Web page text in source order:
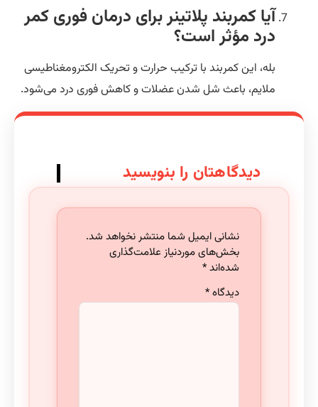
آیا کمربند پلاتینر برای درمان فوری کمر
درد مؤثر است؟
بله، این کمربند با ترکیب حرارت و تحریک الکترومغناطیسی
ملایم، باعث شل شدن عضلات و کاهش فوری درد می‌شود.
دیدگاهتان را بنویسید
نشانی ایمیل شما منتشر نخواهد شد.
بخش‌های موردنیاز علامت‌گذاری
شده‌اند*
دیدگاه*